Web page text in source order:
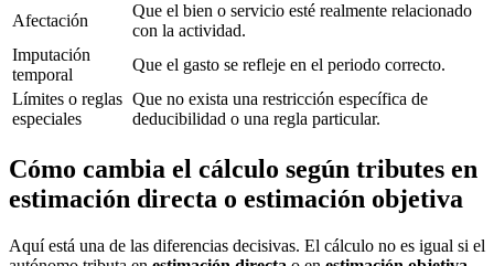
Afectación
Que el bien o servicio esté realmente relacionado
con la actividad.
Imputación
temporal
Que el gasto se refleje en el periodo correcto.
Límites o reglas
especiales
Que no exista una restricción específica de
deducibilidad o una regla particular.
Cómo cambia el cálculo según tributes en
estimación directa o estimación objetiva
Aquí está una de las diferencias decisivas. El cálculo no es igual si el